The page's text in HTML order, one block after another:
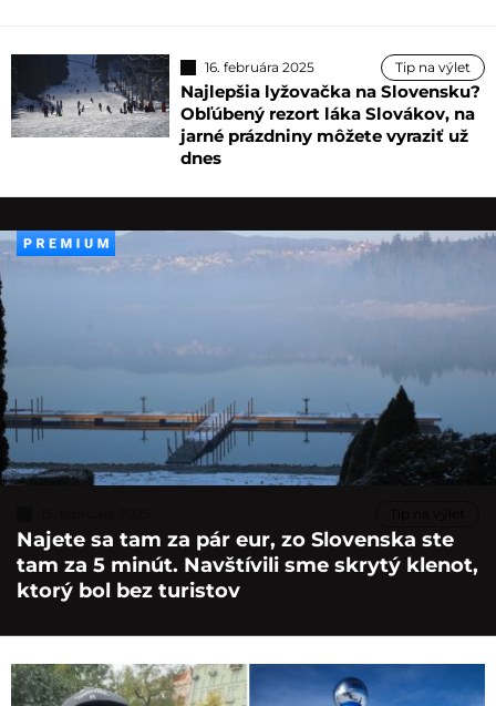
16. februára 2025 Tip na výlet
Najlepšia lyžovačka na Slovensku?
Obľúbený rezort láka Slovákov, na
jarné prázdniny môžete vyraziť už
dnes
Najete sa tam za pár eur, zo Slovenska ste
tam za 5 minút. Navštívili sme skrytý klenot,
ktorý bol bez turistov